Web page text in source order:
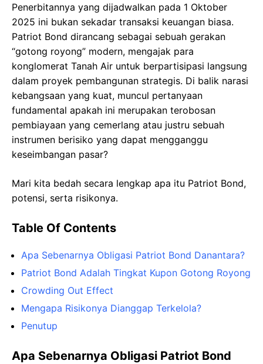
Penerbitannya yang dijadwalkan pada 1 Oktober
2025 ini bukan sekadar transaksi keuangan biasa.
Patriot Bond dirancang sebagai sebuah gerakan
“gotong royong” modern, mengajak para
konglomerat Tanah Air untuk berpartisipasi langsung
dalam proyek pembangunan strategis. Di balik narasi
kebangsaan yang kuat, muncul pertanyaan
fundamental apakah ini merupakan terobosan
pembiayaan yang cemerlang atau justru sebuah
instrumen berisiko yang dapat mengganggu
keseimbangan pasar?
Mari kita bedah secara lengkap apa itu Patriot Bond,
potensi, serta risikonya.
Table Of Contents
Apa Sebenarnya Obligasi Patriot Bond Danantara?
Patriot Bond Adalah Tingkat Kupon Gotong Royong
Crowding Out Effect
Mengapa Risikonya Dianggap Terkelola?
Penutup
Apa Sebenarnya Obligasi Patriot Bond